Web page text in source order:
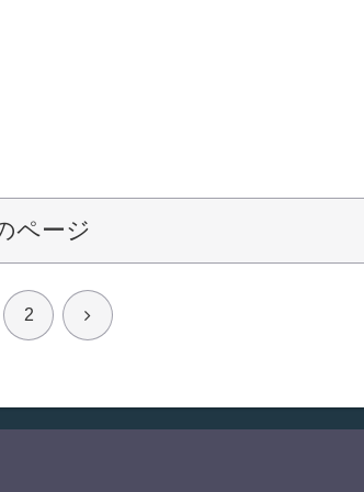
ページ
2 次